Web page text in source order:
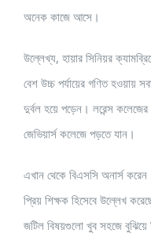
অনেক কাজে আসে।
উল্লেখ্য, হায়ার সিনিয়র
বেশ উচ্চ পর্যায়ের গণিত হওয়ায়
দুর্বল হয়ে পড়েন। লরেন্স কলেজের
জেভিয়ার্স কলেজে পড়তে যান।
এখান থেকে বিএসসি অনার্স
প্রিয় শিক্ষক হিসেবে উল্লেখ
জটিল বিষয়গুলো খুব সহজে